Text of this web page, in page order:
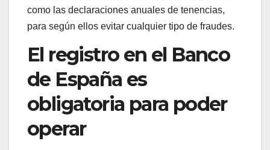
como las declaraciones anuales de tenencias,
para según ellos evitar cualquier tipo de fraudes.
El registro en el Banco
de España es
obligatoria para poder
operar